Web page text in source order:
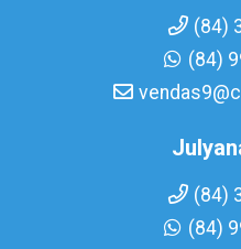
(84)
(84)
(84)
(84)